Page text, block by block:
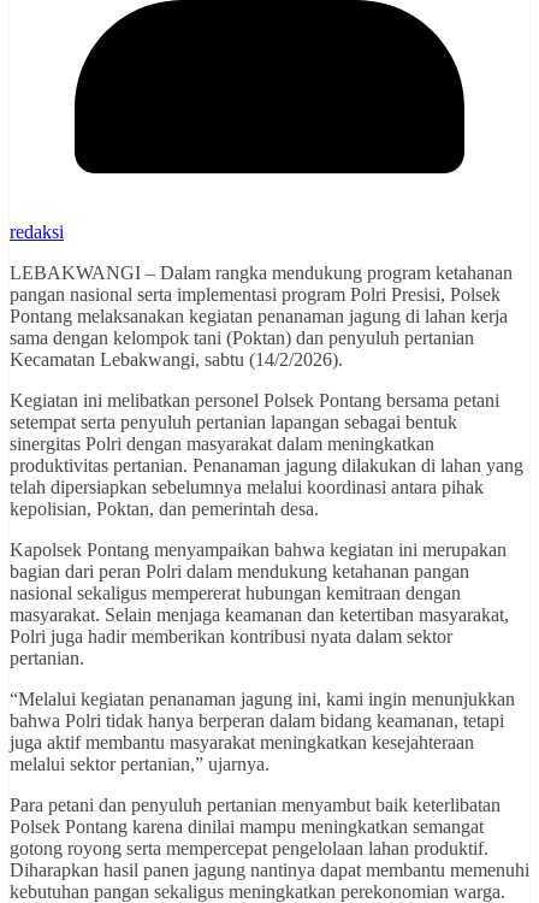
redaksi
LEBAKWANGI – Dalam rangka mendukung program ketahanan
pangan nasional serta implementasi program Polri Presisi, Polsek
Pontang melaksanakan kegiatan penanaman jagung di lahan kerja
sama dengan kelompok tani (Poktan) dan penyuluh pertanian
Kecamatan Lebakwangi, sabtu (14/2/2026).
Kegiatan ini melibatkan personel Polsek Pontang bersama petani
setempat serta penyuluh pertanian lapangan sebagai bentuk
sinergitas Polri dengan masyarakat dalam meningkatkan
produktivitas pertanian. Penanaman jagung dilakukan di lahan yang
telah dipersiapkan sebelumnya melalui koordinasi antara pihak
kepolisian, Poktan, dan pemerintah desa.
Kapolsek Pontang menyampaikan bahwa kegiatan ini merupakan
bagian dari peran Polri dalam mendukung ketahanan pangan
nasional sekaligus mempererat hubungan kemitraan dengan
masyarakat. Selain menjaga keamanan dan ketertiban masyarakat,
Polri juga hadir memberikan kontribusi nyata dalam sektor
pertanian.
“Melalui kegiatan penanaman jagung ini, kami ingin menunjukkan
bahwa Polri tidak hanya berperan dalam bidang keamanan, tetapi
juga aktif membantu masyarakat meningkatkan kesejahteraan
melalui sektor pertanian,” ujarnya.
Para petani dan penyuluh pertanian menyambut baik keterlibatan
Polsek Pontang karena dinilai mampu meningkatkan semangat
gotong royong serta mempercepat pengelolaan lahan produktif.
Diharapkan hasil panen jagung nantinya dapat membantu memenuhi
kebutuhan pangan sekaligus meningkatkan perekonomian warga.